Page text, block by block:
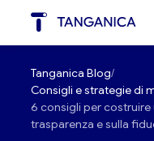
Tanganica Blog
Consigli e strategie di
6 consigli per
trasparenza e sulla